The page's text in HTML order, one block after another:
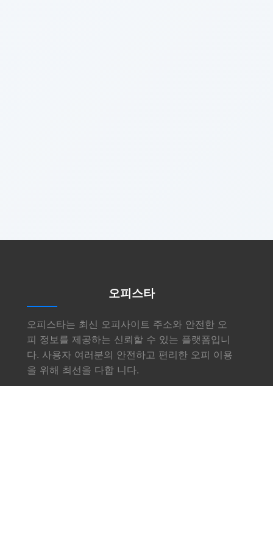
오피스타
오피스타는 최신 오피사이트 주소와 안전한 오
피 정보를 제공하는 신뢰할 수 있는 플랫폼입니
다. 사용자 여러분의 안전하고 편리한 오피 이용
을 위해 최선을 다합 니다.